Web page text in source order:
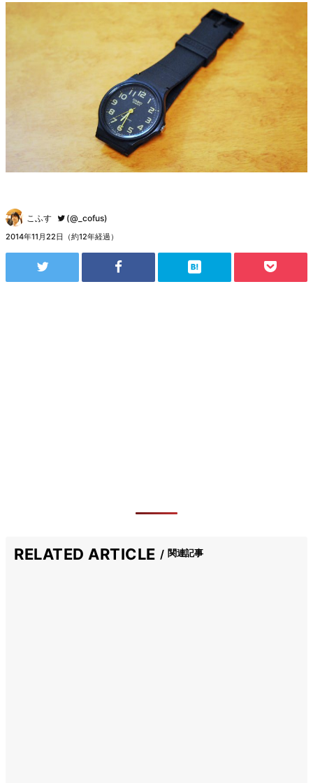
こふす (@_cofus)
2014年11月22日（約12年経過）
RELATED ARTICLE 関連記事